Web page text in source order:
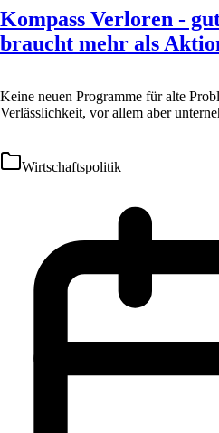
Kompass Verloren -
braucht mehr als
Keine neuen Programme für alte
Verlässlichkeit, vor allem aber
Wirtschaftspolitik